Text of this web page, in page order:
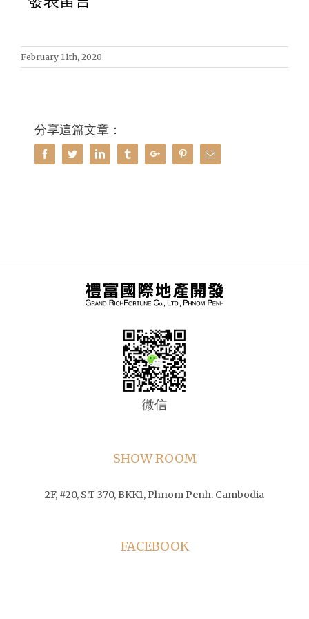
February 11th, 2020
分享這篇文章：
Facebook
TwitterLinkedinTumblrGoogle+PinterestEmail
微信
SHOW ROOM
2F, #20, S.T 370, BKK1, Phnom Penh. Cambodia
FACEBOOK